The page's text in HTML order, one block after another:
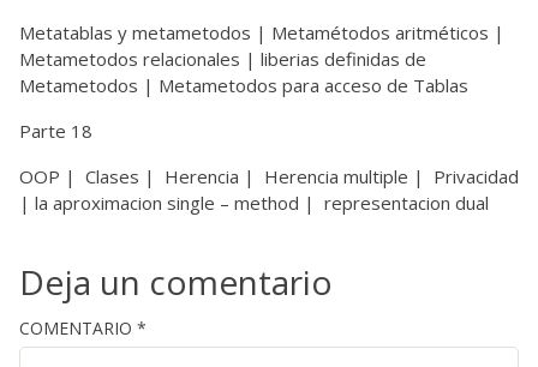
Metatablas y metametodos | Metamétodos aritméticos |
Metametodos relacionales | liberias definidas de
Metametodos | Metametodos para acceso de Tablas
Parte 18
OOP | Clases | Herencia | Herencia multiple | Privacidad
| la aproximacion single – method | representacion dual
Deja un comentario
COMENTARIO *